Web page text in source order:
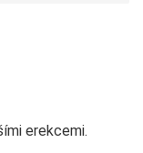
erekcemi.